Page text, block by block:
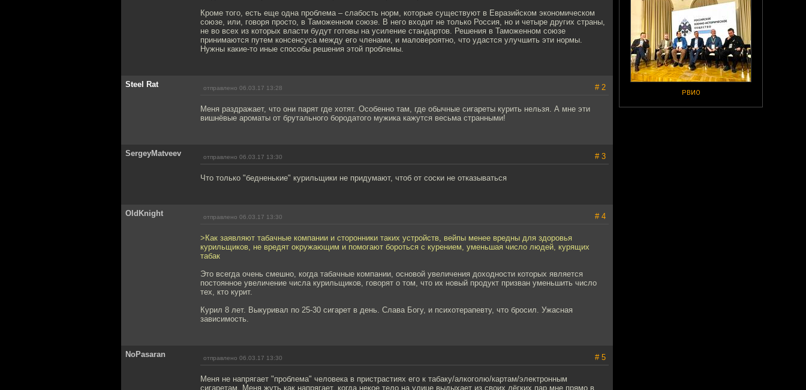
РВИО
Кроме того, есть еще одна проблема – слабость норм, которые существуют в Евразийском экономическом
союзе, или, говоря просто, в Таможенном союзе. В него входит не только Россия, но и четыре других страны,
не во всех из которых власти будут готовы на усиление стандартов. Решения в Таможенном союзе
принимаются путем консенсуса между его членами, и маловероятно, что удастся улучшить эти нормы.
Нужны какие-то иные способы решения этой проблемы.
Steel Rat отправлено 06.03.17 13:28 # 2
Меня раздражает, что они парят где хотят. Особенно там, где обычные сигареты курить нельзя. А мне эти
вишнёвые ароматы от брутального бородатого мужика кажутся весьма странными!
SergeyMatveev отправлено 06.03.17 13:30 # 3
Что только "бедненькие" курильщики не придумают, чтоб от соски не отказываться
OldKnight отправлено 06.03.17 13:30 # 4
>Как заявляют табачные компании и сторонники таких устройств, вейпы менее вредны для здоровья
курильщиков, не вредят окружающим и помогают бороться с курением, уменьшая число людей, курящих
табак
Это всегда очень смешно, когда табачные компании, основой увеличения доходности которых является
постоянное увеличение числа курильщиков, говорят о том, что их новый продукт призван уменьшить число
тех, кто курит.
Курил 8 лет. Выкуривал по 25-30 сигарет в день. Слава Богу, и психотерапевту, что бросил. Ужасная
зависимость.
NoPasaran отправлено 06.03.17 13:30 # 5
Меня не напрягает "проблема" человека в пристрастиях его к табаку/алкоголю/картам/электронным
сигаретам. Меня жуть как напрягает, когда некое тело на улице выдыхает из своих лёгких пар мне прямо в